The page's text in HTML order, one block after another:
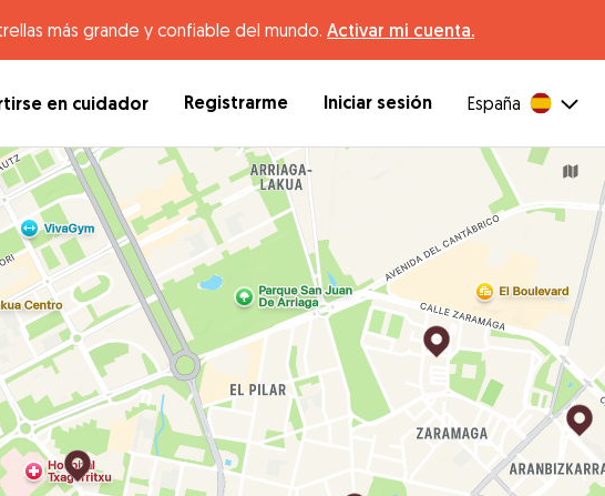
más grande y confiable del mundo. Activar mi cuenta.
en cuidador Registrarme Iniciar sesión España